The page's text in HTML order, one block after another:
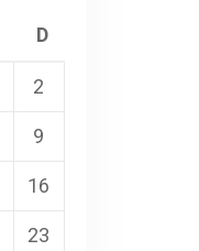
D
2
9
16
23